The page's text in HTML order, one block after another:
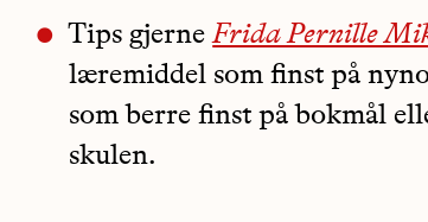
Tips gjerneFrida Pernille
læremiddel som finst på
som berre finst på bokmål
skulen.